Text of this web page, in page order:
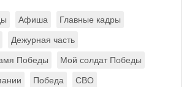
Афиша Главные кадры
Дежурная часть
Победы Мой солдат Победы
Победа СВО